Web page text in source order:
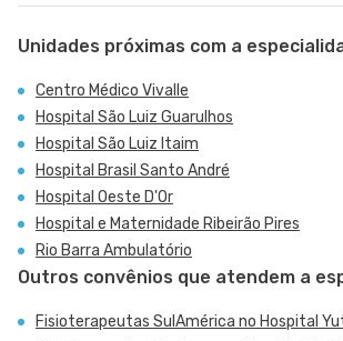
Unidades próximas com a
Centro Médico Vivalle
Hospital São Luiz Guarulhos
Hospital São Luiz Itaim
Hospital Brasil Santo André
Hospital Oeste D'Or
Hospital e Maternidade Ribeirão Pires
Rio Barra Ambulatório
Outros convênios que atendem a
Fisioterapeutas SulAmérica no Hospital